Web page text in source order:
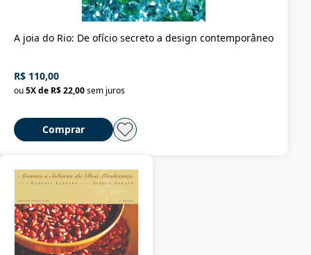
A joia do Rio: De ofício secreto a design contemporâneo
R$ 110,00
ou5X de R$ 22,00sem juros
Comprar